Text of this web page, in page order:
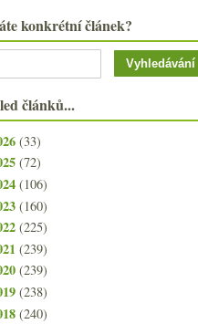
konkrétní článek?
článků...
(33)
(72)
(106)
(160)
(225)
(239)
(239)
(238)
(240)